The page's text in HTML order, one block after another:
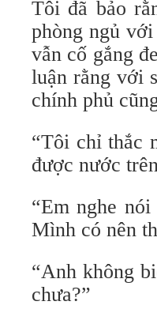
Tôi đã bảo
phòng ngủ
vẫn cố gắng
luận rằng với
chính phủ
“Tôi chỉ thắc
được nước
“Em nghe
Mình có nên
“Anh không
chưa?”